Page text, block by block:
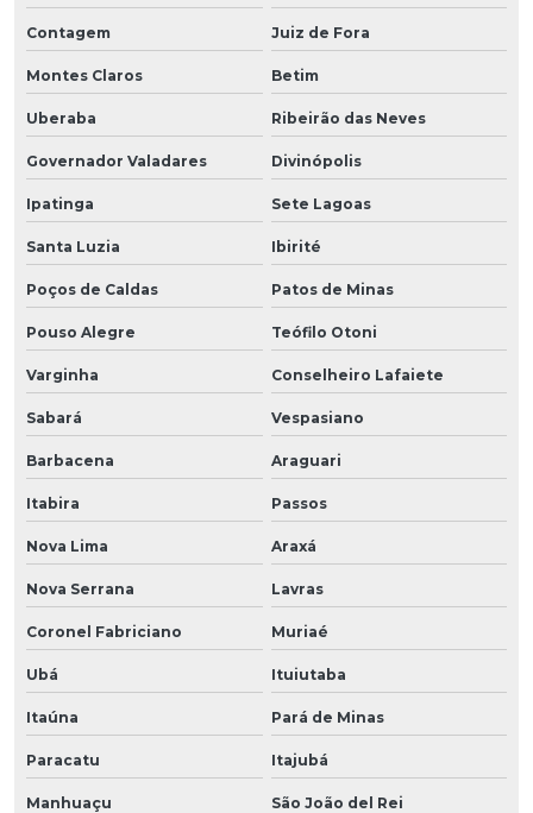
Contagem Juiz de Fora
Montes Claros Betim
Uberaba Ribeirão das Neves
Governador Valadares Divinópolis
Ipatinga Sete Lagoas
Santa Luzia Ibirité
Poços de Caldas Patos de Minas
Pouso Alegre Teófilo Otoni
Varginha Conselheiro Lafaiete
Sabará Vespasiano
Barbacena Araguari
Itabira Passos
Nova Lima Araxá
Nova Serrana Lavras
Coronel Fabriciano Muriaé
Ubá Ituiutaba
Itaúna Pará de Minas
Paracatu Itajubá
Manhuaçu São João del Rei